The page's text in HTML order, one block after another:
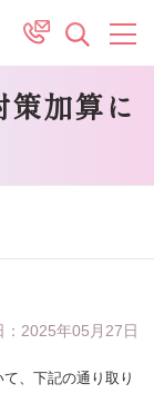
加算に
：2025年05月27日
、下記の通り取り